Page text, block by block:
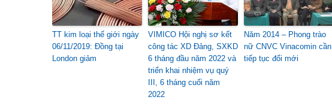
TT kim loại thế giới ngày
06/11/2019: Đồng tại
London giảm
VIMICO Hội nghị sơ kết
công tác XD Đảng, SXKD
6 tháng đầu năm 2022 và
triển khai nhiệm vụ quý
III, 6 tháng cuối năm
2022
Năm 2014 – Phong trào
nữ CNVC Vinacomin cần
tiếp tục đổi mới